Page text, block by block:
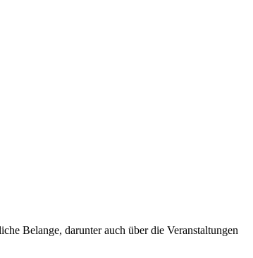
Belange, darunter auch über die Veranstaltungen